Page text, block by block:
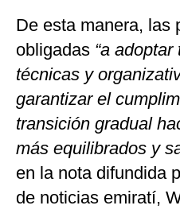
De esta manera, las
obligadas “a
técnicas y
garantizar el
transición gradual
más equilibrados y
en la nota difundida
de noticias emiratí,